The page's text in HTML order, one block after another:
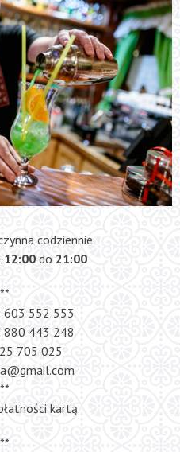
codziennie
12:00do 21:00
603 552 553
880 443 248
705 025
kartą